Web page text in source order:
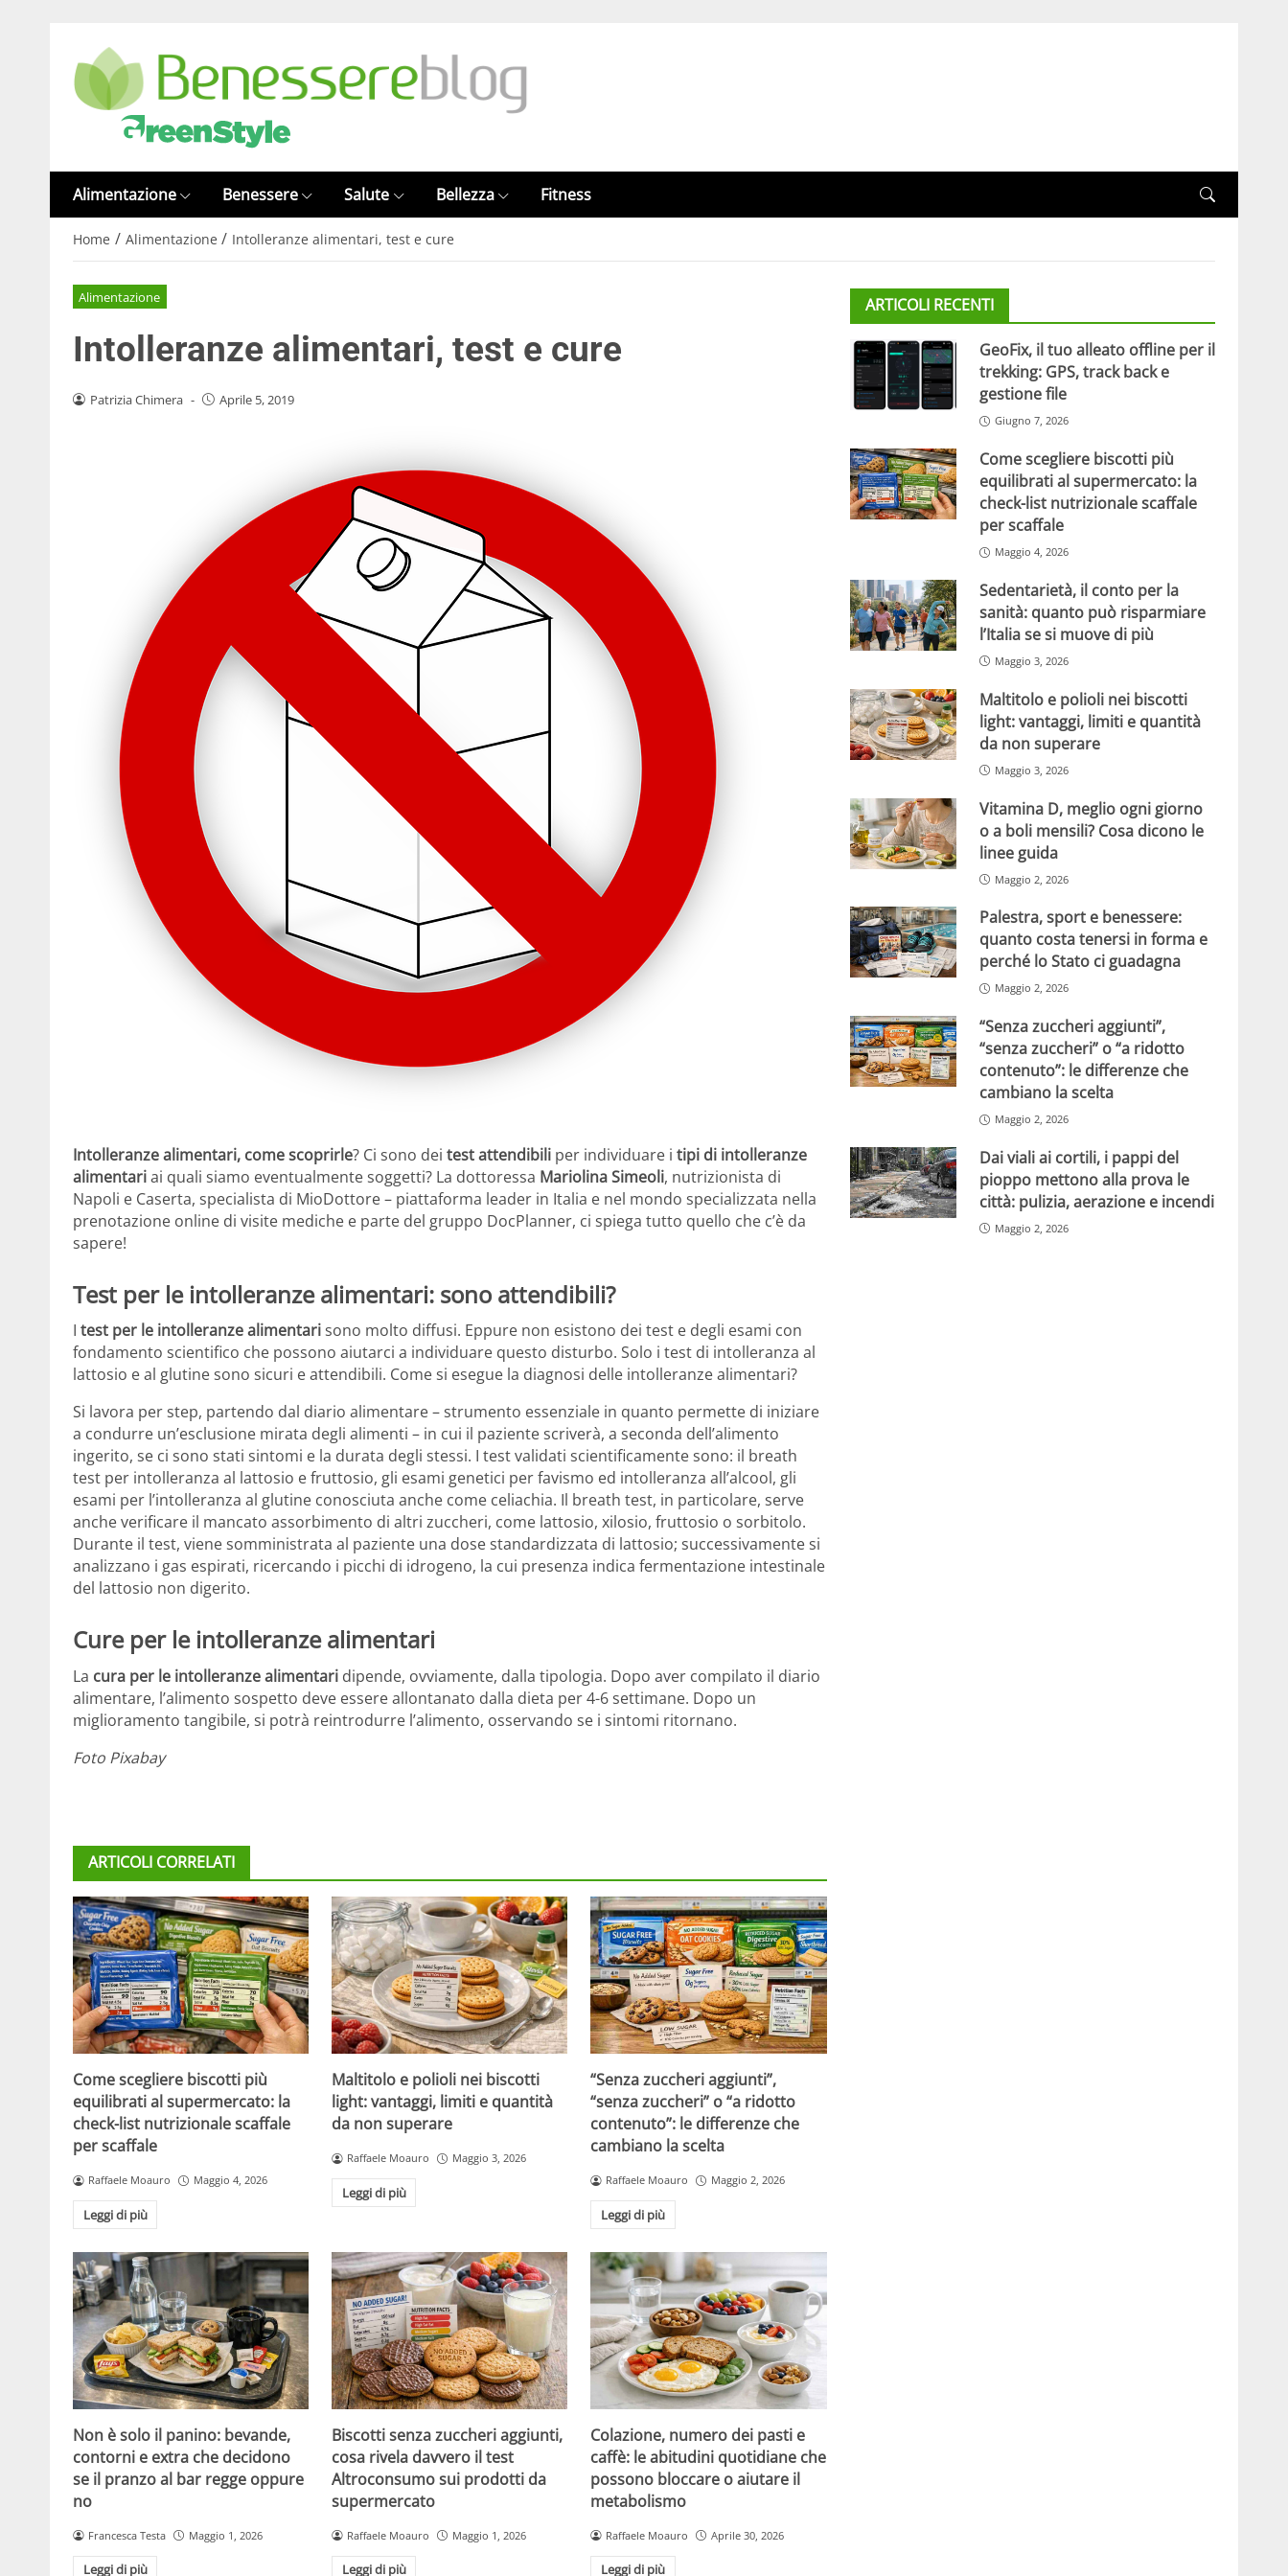
Alimentazione Benessere Salute Bellezza Fitness
Home / Alimentazione / Intolleranze alimentari, test e cure
Alimentazione
Intolleranze alimentari, test e cure
Patrizia Chimera - Aprile 5, 2019
Intolleranze alimentari, come scoprirle? Ci sono dei test attendibili per individuare i tipi di intolleranze
alimentariai quali siamo eventualmente soggetti? La dottoressa Mariolina Simeoli, nutrizionista di
Napoli e Caserta, specialista di MioDottore – piattaforma leader in Italia e nel mondo specializzata nella
prenotazione online di visite mediche e parte del gruppo DocPlanner, ci spiega tutto quello che c’è da
sapere!
Test per le intolleranze alimentari: sono attendibili?
I test per le intolleranze alimentarisono molto diffusi. Eppure non esistono dei test e degli esami con
fondamento scientifico che possono aiutarci a individuare questo disturbo. Solo i test di intolleranza al
lattosio e al glutine sono sicuri e attendibili. Come si esegue la diagnosi delle intolleranze alimentari?
Si lavora per step, partendo dal diario alimentare – strumento essenziale in quanto permette di iniziare
a condurre un’esclusione mirata degli alimenti – in cui il paziente scriverà, a seconda dell’alimento
ingerito, se ci sono stati sintomi e la durata degli stessi. I test validati scientificamente sono: il breath
test per intolleranza al lattosio e fruttosio, gli esami genetici per favismo ed intolleranza all’alcool, gli
esami per l’intolleranza al glutine conosciuta anche come celiachia. Il breath test, in particolare, serve
anche verificare il mancato assorbimento di altri zuccheri, come lattosio, xilosio, fruttosio o sorbitolo.
Durante il test, viene somministrata al paziente una dose standardizzata di lattosio; successivamente si
analizzano i gas espirati, ricercando i picchi di idrogeno, la cui presenza indica fermentazione intestinale
del lattosio non digerito.
Cure per le intolleranze alimentari
La cura per le intolleranze alimentari dipende, ovviamente, dalla tipologia. Dopo aver compilato il diario
alimentare, l’alimento sospetto deve essere allontanato dalla dieta per 4-6 settimane. Dopo un
miglioramento tangibile, si potrà reintrodurre l’alimento, osservando se i sintomi ritornano.
Foto Pixabay
ARTICOLI CORRELATI
Come scegliere biscotti più
equilibrati al supermercato: la
check-list nutrizionale scaffale
per scaffale
Raffaele Moauro Maggio 4, 2026
Leggi di più
Maltitolo e polioli nei biscotti
light: vantaggi, limiti e quantità
da non superare
Raffaele Moauro Maggio 3, 2026
Leggi di più
“Senza zuccheri aggiunti”,
“senza zuccheri” o “a ridotto
contenuto”: le differenze che
cambiano la scelta
Raffaele Moauro Maggio 2, 2026
Leggi di più
Non è solo il panino: bevande,
contorni e extra che decidono
se il pranzo al bar regge oppure
no
Francesca Testa Maggio 1, 2026
Leggi di più
Biscotti senza zuccheri aggiunti,
cosa rivela davvero il test
Altroconsumo sui prodotti da
supermercato
Raffaele Moauro Maggio 1, 2026
Leggi di più
Colazione, numero dei pasti e
caffè: le abitudini quotidiane che
possono bloccare o aiutare il
metabolismo
Raffaele Moauro Aprile 30, 2026
Leggi di più
ARTICOLI RECENTI
GeoFix, il tuo alleato offline per il
trekking: GPS, track back e
gestione file
Giugno 7, 2026
Come scegliere biscotti più
equilibrati al supermercato: la
check-list nutrizionale scaffale
per scaffale
Maggio 4, 2026
Sedentarietà, il conto per la
sanità: quanto può risparmiare
l’Italia se si muove di più
Maggio 3, 2026
Maltitolo e polioli nei biscotti
light: vantaggi, limiti e quantità
da non superare
Maggio 3, 2026
Vitamina D, meglio ogni giorno
o a boli mensili? Cosa dicono le
linee guida
Maggio 2, 2026
Palestra, sport e benessere:
quanto costa tenersi in forma e
perché lo Stato ci guadagna
Maggio 2, 2026
“Senza zuccheri aggiunti”,
“senza zuccheri” o “a ridotto
contenuto”: le differenze che
cambiano la scelta
Maggio 2, 2026
Dai viali ai cortili, i pappi del
pioppo mettono alla prova le
città: pulizia, aerazione e incendi
Maggio 2, 2026